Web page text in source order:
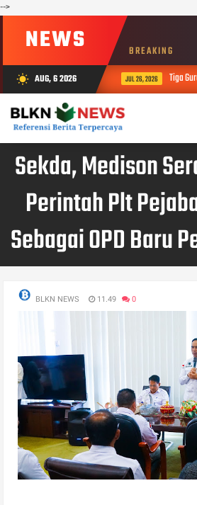
-->
NEWS BREAKING
wb_sunny AUG, 6 2026 JUL 26, 2026 Tiga
Sekda, Medison
Perintah Plt
Sebagai OPD Baru
BLKN NEWS 11.49 0